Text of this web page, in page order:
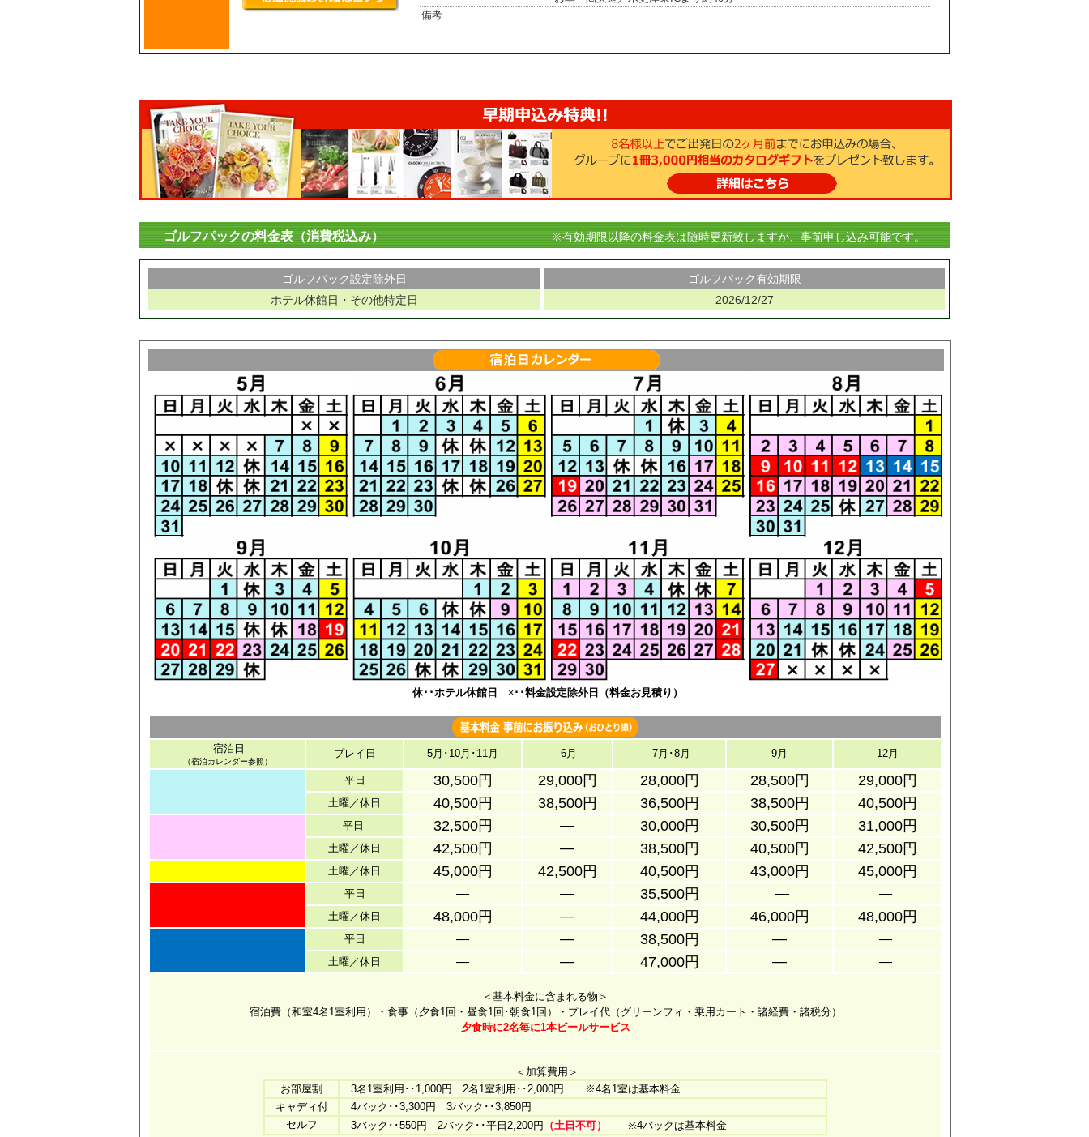
備考
ゴルフパックの料金表（消費税込み） ※有効期限以降の料金表は随時更新致しますが、事前申し込み可能です。
ゴルフパック設定除外日
ホテル休館日・その他特定日
ゴルフパック有効期限
2026/12/27